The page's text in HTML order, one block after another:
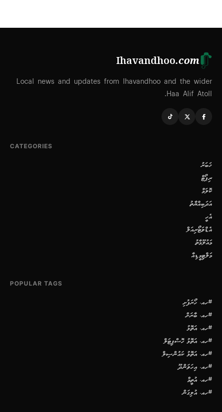
Ihavandhoo.com
Local news and updates from Ihavandhoo and the wider
Haa Alif Atoll.
CATEGORIES
ޚަބަރު
ރިޕޯޓް
ކޮލަމް
އަދަބިއްޔާތު
އެހީ
އެޑްވަޓޯރިއަލް
މައުލޫމާތު
މަލްޓިމީޑިއާ
POPULAR TAGS
#ހއ. ހޯރަފުށި
#ހއ. ބާރަށް
#ހއ. އަތޮޅު
#ހއ. އަތޮޅު ހޮސްޕިޓަލް
#ހއ. އަތޮޅު ކައުންސިލް
#ހއ. އިހަވަންދޫ
#ހއ. އުތީމް
#ހއ. އުލިގަން